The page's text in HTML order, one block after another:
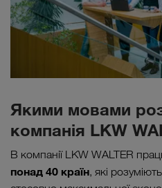
Якими мовами
компанія LKW
В компанії LKW WALTER
понад 40 країн, які розуміють